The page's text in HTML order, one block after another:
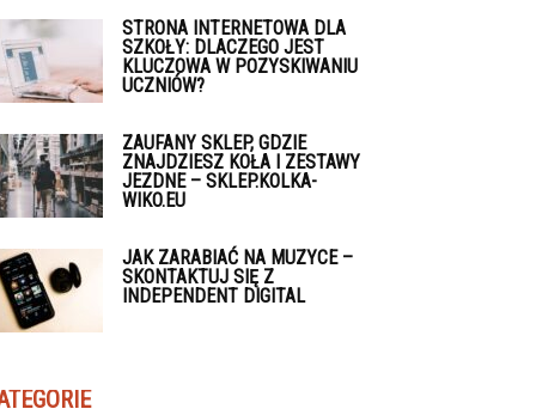
STRONA INTERNETOWA DLA
SZKOŁY: DLACZEGO JEST
KLUCZOWA W POZYSKIWANIU
UCZNIÓW?
ZAUFANY SKLEP, GDZIE
ZNAJDZIESZ KOŁA I ZESTAWY
JEZDNE – SKLEP.KOLKA-
WIKO.EU
JAK ZARABIAĆ NA MUZYCE –
SKONTAKTUJ SIĘ Z
INDEPENDENT DIGITAL